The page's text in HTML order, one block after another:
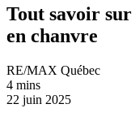
Tout savoir
en chanvre
RE/MAX Québec
4 mins
22 juin 2025